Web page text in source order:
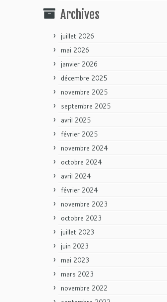
Archives
juillet 2026
mai 2026
janvier 2026
décembre 2025
novembre 2025
septembre 2025
avril 2025
février 2025
novembre 2024
octobre 2024
avril 2024
février 2024
novembre 2023
octobre 2023
juillet 2023
juin 2023
mai 2023
mars 2023
novembre 2022